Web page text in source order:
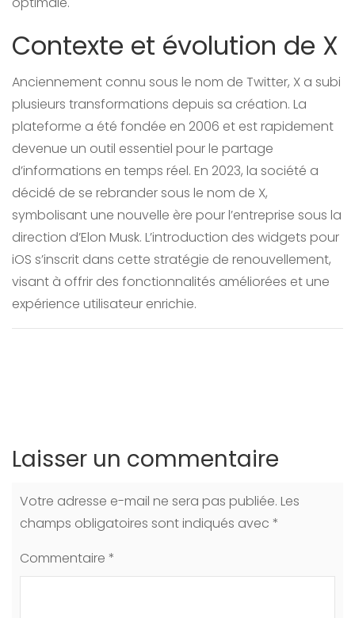
Contexte et évolution de X
Anciennement connu sous le nom de Twitter, X a subi
plusieurs transformations depuis sa création. La
plateforme a été fondée en 2006 et est rapidement
devenue un outil essentiel pour le partage
d’informations en temps réel. En 2023, la société a
décidé de se rebrander sous le nom de X,
symbolisant une nouvelle ère pour l’entreprise sous la
direction d’Elon Musk. L’introduction des widgets pour
iOS s’inscrit dans cette stratégie de renouvellement,
visant à offrir des fonctionnalités améliorées et une
expérience utilisateur enrichie.
Laisser un commentaire
Votre adresse e-mail ne sera pas publiée. Les
champs obligatoires sont indiqués avec *
Commentaire *